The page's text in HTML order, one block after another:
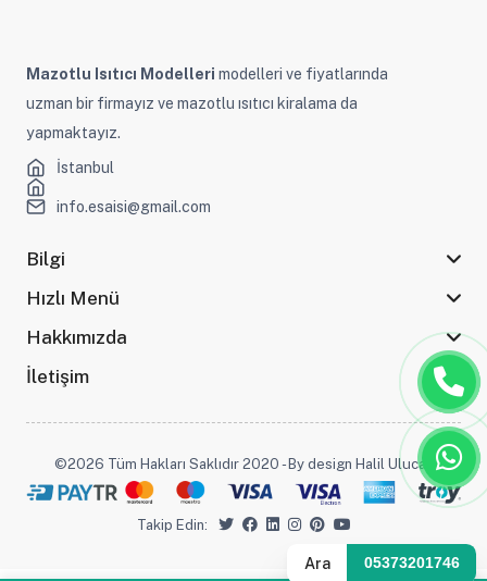
Ara 05373201746
Mazotlu Isıtıcı Modelleri modelleri ve fiyatlarında
uzman bir firmayız ve mazotlu ısıtıcı kiralama da
yapmaktayız.
İstanbul
info.esaisi@gmail.com
Bilgi
Hızlı Menü
Hakkımızda
İletişim
©2026 Tüm Hakları Saklıdır 2020 - By design Halil Ulucak
Takip Edin: